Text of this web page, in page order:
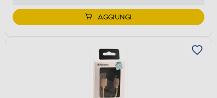
AGGIUNGI